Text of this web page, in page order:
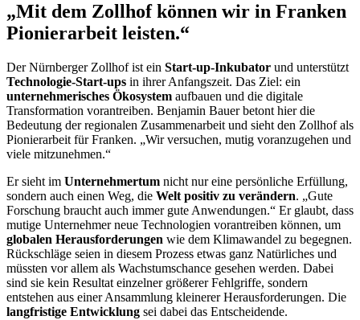
„Mit dem Zollhof können wir in Franken
Pionierarbeit leisten.“
Der Nürnberger Zollhof ist ein Start-up-Inkubator und unterstützt
Technologie-Start-ups in ihrer Anfangszeit. Das Ziel: ein
unternehmerisches Ökosystem aufbauen und die digitale
Transformation vorantreiben. Benjamin Bauer betont hier die
Bedeutung der regionalen Zusammenarbeit und sieht den Zollhof als
Pionierarbeit für Franken. „Wir versuchen, mutig voranzugehen und
viele mitzunehmen.“
Er sieht im Unternehmertum nicht nur eine persönliche Erfüllung,
sondern auch einen Weg, die Welt positiv zu verändern. „Gute
Forschung braucht auch immer gute Anwendungen.“ Er glaubt, dass
mutige Unternehmer neue Technologien vorantreiben können, um
globalen Herausforderungen wie dem Klimawandel zu begegnen.
Rückschläge seien in diesem Prozess etwas ganz Natürliches und
müssten vor allem als Wachstumschance gesehen werden. Dabei
sind sie kein Resultat einzelner größerer Fehlgriffe, sondern
entstehen aus einer Ansammlung kleinerer Herausforderungen. Die
langfristige Entwicklung sei dabei das Entscheidende.